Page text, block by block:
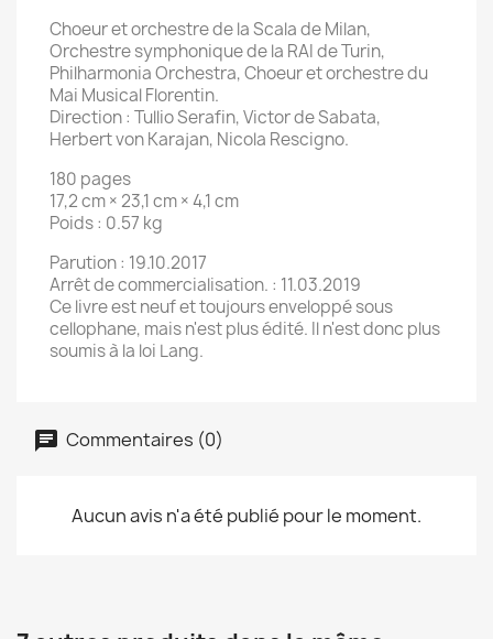
Choeur et orchestre de la Scala de Milan,
Orchestre symphonique de la RAI de Turin,
Philharmonia Orchestra, Choeur et orchestre du
Mai Musical Florentin.
Direction : Tullio Serafin, Victor de Sabata,
Herbert von Karajan, Nicola Rescigno.
180 pages
17,2 cm × 23,1 cm × 4,1 cm
Poids : 0.57 kg
Parution : 19.10.2017
Arrêt de commercialisation. : 11.03.2019
Ce livre est neuf et toujours enveloppé sous
cellophane, mais n'est plus édité. Il n'est donc plus
soumis à la loi Lang.
Commentaires (0)
Aucun avis n'a été publié pour le moment.